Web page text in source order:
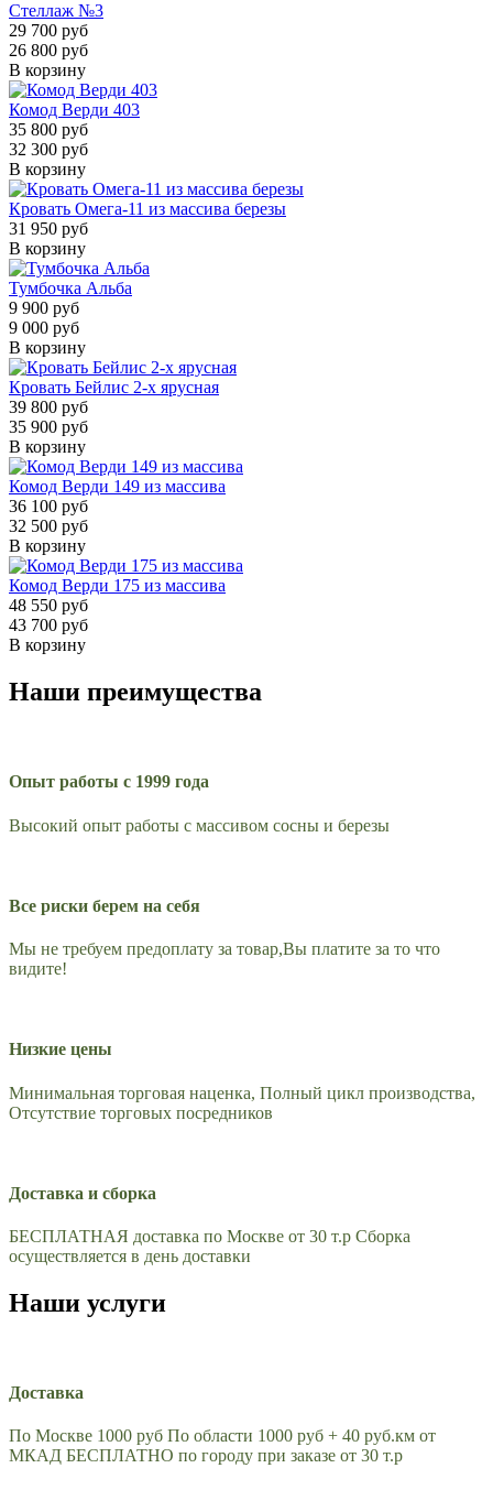
Стеллаж №3
29 700 руб
26 800 руб
В корзину
Комод Верди 403
35 800 руб
32 300 руб
В корзину
Кровать Омега-11 из массива березы
31 950 руб
В корзину
Тумбочка Альба
9 900 руб
9 000 руб
В корзину
Кровать Бейлис 2-х ярусная
39 800 руб
35 900 руб
В корзину
Комод Верди 149 из массива
36 100 руб
32 500 руб
В корзину
Комод Верди 175 из массива
48 550 руб
43 700 руб
В корзину
Наши преимущества
Опыт работы с 1999 года
Высокий опыт работы с массивом сосны и березы
Все риски берем на себя
Мы не требуем предоплату за товар,Вы платите за то что
видите!
Низкие цены
Минимальная торговая наценка, Полный цикл производства,
Отсутствие торговых посредников
Доставка и сборка
БЕСПЛАТНАЯ доставка по Москве от 30 т.р Сборка
осуществляется в день доставки
Наши услуги
Доставка
По Москве 1000 руб По области 1000 руб + 40 руб.км от
МКАД БЕСПЛАТНО по городу при заказе от 30 т.р